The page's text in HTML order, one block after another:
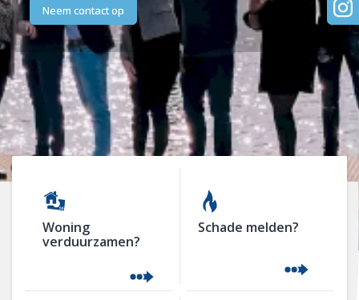
Neem contact op
Woning
verduurzamen?
Schade melden?